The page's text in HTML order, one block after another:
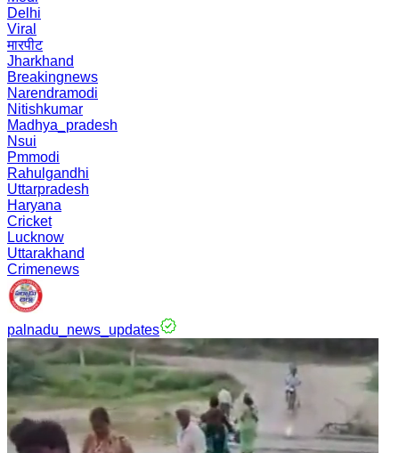
Delhi
Viral
मारपीट
Jharkhand
Breakingnews
Narendramodi
Nitishkumar
Madhya_pradesh
Nsui
Pmmodi
Rahulgandhi
Uttarpradesh
Haryana
Cricket
Lucknow
Uttarakhand
Crimenews
palnadu_news_updates